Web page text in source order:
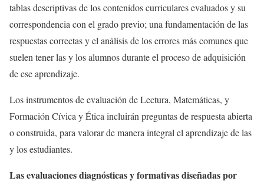
tablas descriptivas de los contenidos curriculares evaluados y su
correspondencia con el grado previo; una fundamentación de las
respuestas correctas y el análisis de los errores más comunes que
suelen tener las y los alumnos durante el proceso de adquisición
de ese aprendizaje.
Los instrumentos de evaluación de Lectura, Matemáticas, y
Formación Cívica y Ética incluirán preguntas de respuesta abierta
o construida, para valorar de manera integral el aprendizaje de las
y los estudiantes.
Las evaluaciones diagnósticas y formativas diseñadas por